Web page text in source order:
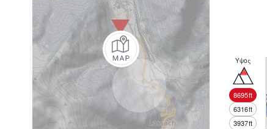
Υψος
8695ft
6316ft
3937ft